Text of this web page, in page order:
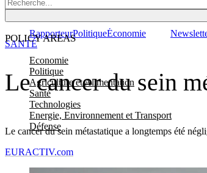
POLICY AREAS
Economie
Politique
Agriculture et Alimentation
Santé
Technologies
Energie, Environnement et Transport
Défense
RapporteurPolitiqueÉconomie
Le cancer du sein
Le cancer du sein métastatique a longtemps été
SANTÉ
EURACTIV.com